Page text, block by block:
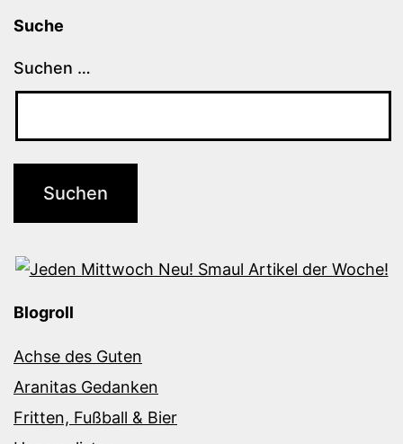
Suche
Suchen …
Blogroll
Achse des Guten
Aranitas Gedanken
Fritten, Fußball & Bier